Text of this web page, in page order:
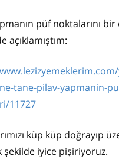
püf noktalarını bir
açıklamıştım:
tane-pilav-yapmanin-
11727
küp küp doğrayıp
şekilde iyice pişiriyoruz.